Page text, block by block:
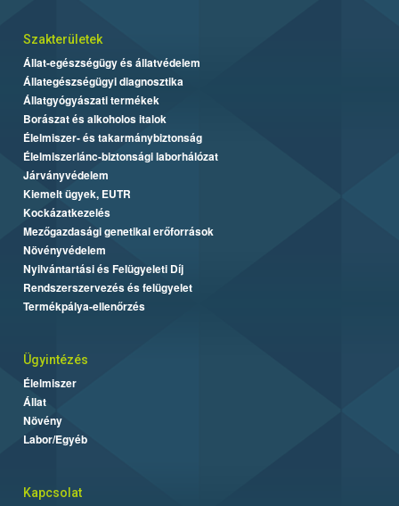
Szakterületek
Állat-egészségügy és állatvédelem
Állategészségügyi diagnosztika
Állatgyógyászati termékek
Borászat és alkoholos italok
Élelmiszer- és takarmánybiztonság
Élelmiszerlánc-biztonsági laborhálózat
Járványvédelem
Kiemelt ügyek, EUTR
Kockázatkezelés
Mezőgazdasági genetikai erőforrások
Növényvédelem
Nyilvántartási és Felügyeleti Díj
Rendszerszervezés és felügyelet
Termékpálya-ellenőrzés
Ügyintézés
Élelmiszer
Állat
Növény
Labor/Egyéb
Kapcsolat